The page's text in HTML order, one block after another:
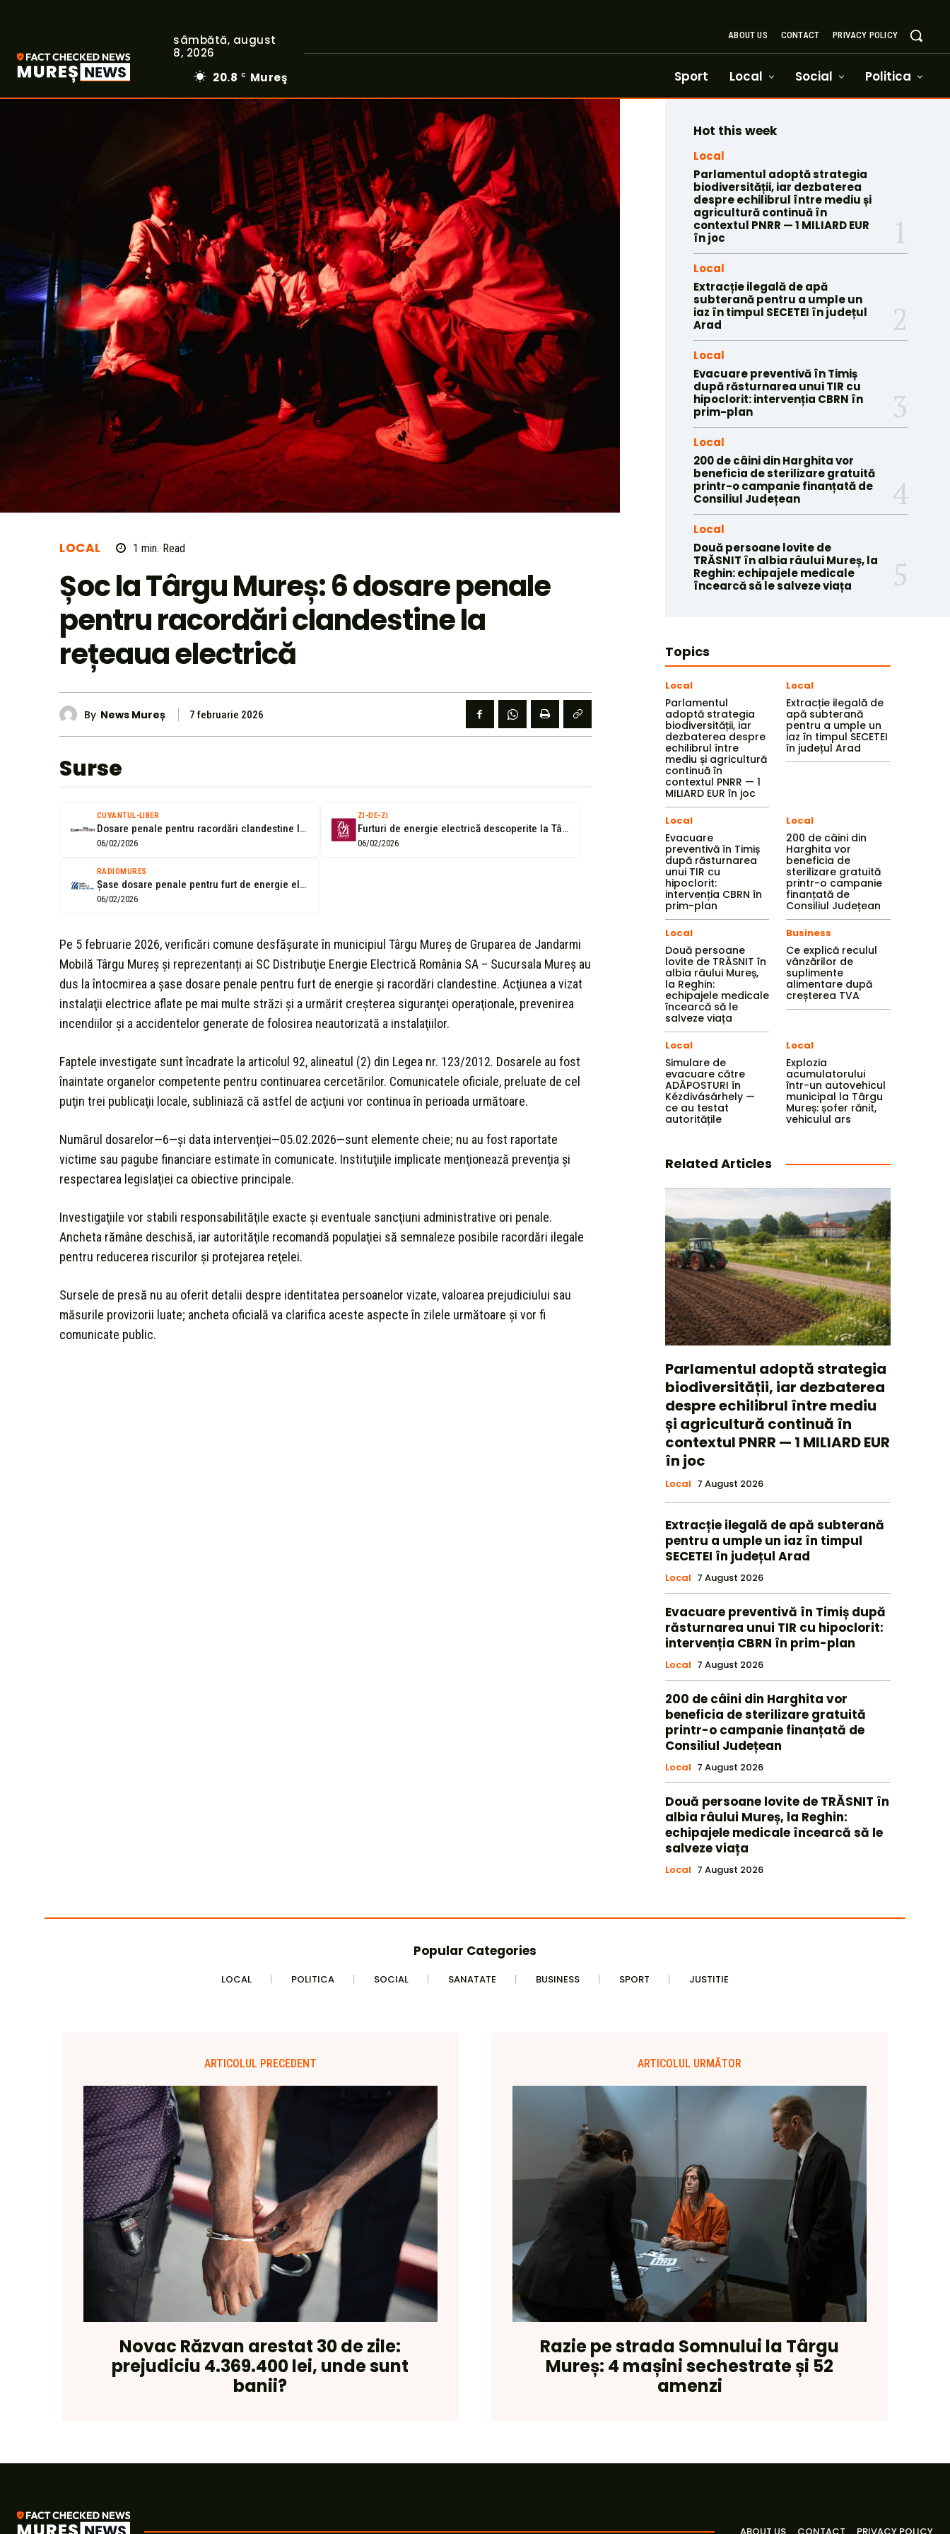
sâmbătă, august
8, 2026
20.8 C Mureş
ABOUT US CONTACT PRIVACY POLICY
Sport Local Social Politica
LOCAL 1 min. Read
Șoc la Târgu Mureș: 6 dosare penale
pentru racordări clandestine la
rețeaua electrică
By News Mureș 7 februarie 2026
Surse
CUVANTUL-LIBER
Dosare penale pentru racordări clandestine la rețeaua electrică, descoperite în Târgu Mureș
06/02/2026
ZI-DE-ZI
Furturi de energie electrică descoperite la Târgu Mureș
06/02/2026
RADIOMURES
Şase dosare penale pentru furt de energie electrică, în municipiul Târgu Mureş
06/02/2026
Pe 5 februarie 2026, verificări comune desfășurate în municipiul Târgu Mureș de Gruparea de Jandarmi
Mobilă Târgu Mureș și reprezentanți ai SC Distribuţie Energie Electrică România SA – Sucursala Mureș au
dus la întocmirea a şase dosare penale pentru furt de energie şi racordări clandestine. Acţiunea a vizat
instalaţii electrice aflate pe mai multe străzi şi a urmărit creşterea siguranţei operaţionale, prevenirea
incendiilor şi a accidentelor generate de folosirea neautorizată a instalaţiilor.
Faptele investigate sunt încadrate la articolul 92, alineatul (2) din Legea nr. 123/2012. Dosarele au fost
înaintate organelor competente pentru continuarea cercetărilor. Comunicatele oficiale, preluate de cel
puţin trei publicaţii locale, subliniază că astfel de acţiuni vor continua în perioada următoare.
Numărul dosarelor—6—şi data intervenţiei—05.02.2026—sunt elemente cheie; nu au fost raportate
victime sau pagube financiare estimate în comunicate. Instituţiile implicate menţionează prevenţia şi
respectarea legislaţiei ca obiective principale.
Investigaţiile vor stabili responsabilităţile exacte şi eventuale sancţiuni administrative ori penale.
Ancheta rămâne deschisă, iar autorităţile recomandă populaţiei să semnaleze posibile racordări ilegale
pentru reducerea riscurilor şi protejarea reţelei.
Sursele de presă nu au oferit detalii despre identitatea persoanelor vizate, valoarea prejudiciului sau
măsurile provizorii luate; ancheta oficială va clarifica aceste aspecte în zilele următoare și vor fi
comunicate public.
Hot this week
Local
Parlamentul adoptă strategia
biodiversității, iar dezbaterea
despre echilibrul între mediu și
agricultură continuă în
contextul PNRR — 1 MILIARD EUR
în joc
Local
Extracție ilegală de apă
subterană pentru a umple un
iaz în timpul SECETEI în județul
Arad
Local
Evacuare preventivă în Timiș
după răsturnarea unui TIR cu
hipoclorit: intervenția CBRN în
prim-plan
Local
200 de câini din Harghita vor
beneficia de sterilizare gratuită
printr-o campanie finanțată de
Consiliul Județean
Local
Două persoane lovite de
TRĂSNIT în albia râului Mureș, la
Reghin: echipajele medicale
încearcă să le salveze viața
Topics
Local
Parlamentul
adoptă strategia
biodiversității, iar
dezbaterea despre
echilibrul între
mediu și agricultură
continuă în
contextul PNRR — 1
MILIARD EUR în joc
Local
Extracție ilegală de
apă subterană
pentru a umple un
iaz în timpul SECETEI
în județul Arad
Local
Evacuare
preventivă în Timiș
după răsturnarea
unui TIR cu
hipoclorit:
intervenția CBRN în
prim-plan
Local
200 de câini din
Harghita vor
beneficia de
sterilizare gratuită
printr-o campanie
finanțată de
Consiliul Județean
Local
Două persoane
lovite de TRĂSNIT în
albia râului Mureș,
la Reghin:
echipajele medicale
încearcă să le
salveze viața
Business
Ce explică reculul
vânzărilor de
suplimente
alimentare după
creșterea TVA
Local
Simulare de
evacuare către
ADĂPOSTURI în
Kézdivásárhely —
ce au testat
autoritățile
Local
Explozia
acumulatorului
într-un autovehicul
municipal la Târgu
Mureș: șofer rănit,
vehiculul ars
Related Articles
Parlamentul adoptă strategia
biodiversității, iar dezbaterea
despre echilibrul între mediu
și agricultură continuă în
contextul PNRR — 1 MILIARD EUR
în joc
Local 7 August 2026
Extracție ilegală de apă subterană
pentru a umple un iaz în timpul
SECETEI în județul Arad
Local 7 August 2026
Evacuare preventivă în Timiș după
răsturnarea unui TIR cu hipoclorit:
intervenția CBRN în prim-plan
Local 7 August 2026
200 de câini din Harghita vor
beneficia de sterilizare gratuită
printr-o campanie finanțată de
Consiliul Județean
Local 7 August 2026
Două persoane lovite de TRĂSNIT în
albia râului Mureș, la Reghin:
echipajele medicale încearcă să le
salveze viața
Local 7 August 2026
Popular Categories
LOCAL POLITICA SOCIAL SANATATE BUSINESS SPORT JUSTITIE
ARTICOLUL PRECEDENT
Novac Răzvan arestat 30 de zile:
prejudiciu 4.369.400 lei, unde sunt
banii?
ARTICOLUL URMĂTOR
Razie pe strada Somnului la Târgu
Mureș: 4 mașini sechestrate și 52
amenzi